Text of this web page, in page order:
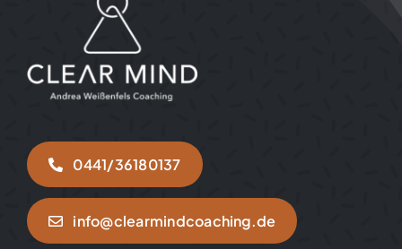
0441/36180137
info@clearmindcoaching.de